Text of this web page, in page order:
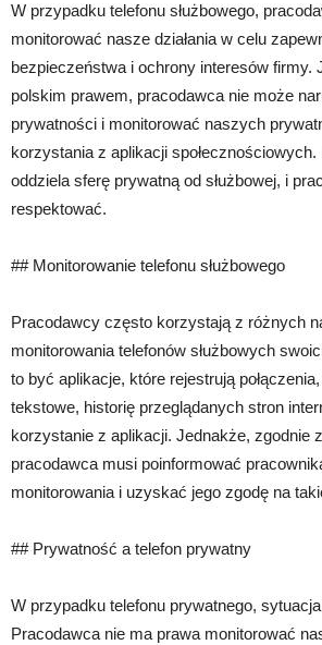
W przypadku telefonu służbowego,
monitorować nasze działania w celu
bezpieczeństwa i ochrony interesów firmy.
polskim prawem, pracodawca nie może
prywatności i monitorować naszych
korzystania z aplikacji
oddziela sferę prywatną od służbowej, i
respektować.
## Monitorowanie telefonu służbowego
Pracodawcy często korzystają z różnych
monitorowania telefonów służbowych
to być aplikacje, które rejestrują
tekstowe, historię przeglądanych stron
korzystanie z aplikacji. Jednakże, zgodnie
pracodawca musi poinformować
monitorowania i uzyskać jego zgodę na
## Prywatność a telefon prywatny
W przypadku telefonu prywatnego,
Pracodawca nie ma prawa monitorować